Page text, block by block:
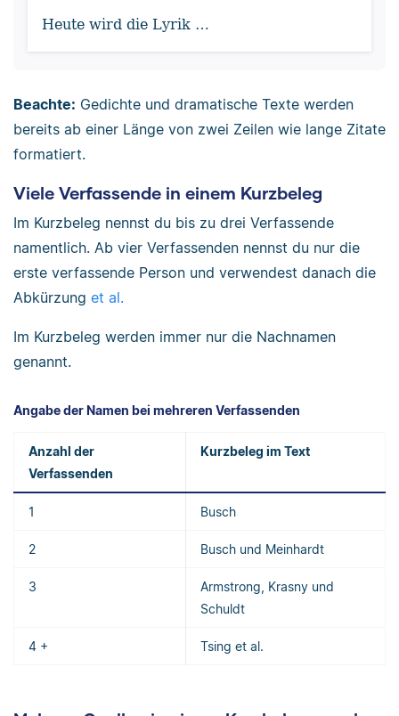
Heute wird die Lyrik …
Beachte: Gedichte und dramatische Texte werden
bereits ab einer Länge von zwei Zeilen wie lange Zitate
formatiert.
Viele Verfassende in einem Kurzbeleg
Im Kurzbeleg nennst du bis zu drei Verfassende
namentlich. Ab vier Verfassenden nennst du nur die
erste verfassende Person und verwendest danach die
Abkürzung et al.
Im Kurzbeleg werden immer nur die Nachnamen
genannt.
Angabe der Namen bei mehreren Verfassenden
Anzahl der
Verfassenden
Kurzbeleg im Text
1 Busch
2 Busch und Meinhardt
3
Armstrong, Krasny und
Schuldt
4 + Tsing et al.